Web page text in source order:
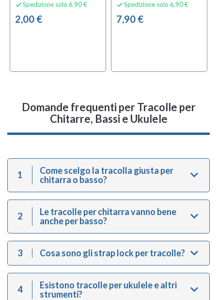
 Spedizione solo 6,90 €
2,00 €
 Spedizione solo 6,90 €
7,90 €
Domande frequenti per Tracolle per
Chitarre, Bassi e Ukulele
1
Come scelgo la tracolla giusta per
chitarra o basso?
2
Le tracolle per chitarra vanno bene
anche per basso?
3 Cosa sono gli strap lock per tracolle?
4
Esistono tracolle per ukulele e altri
strumenti?